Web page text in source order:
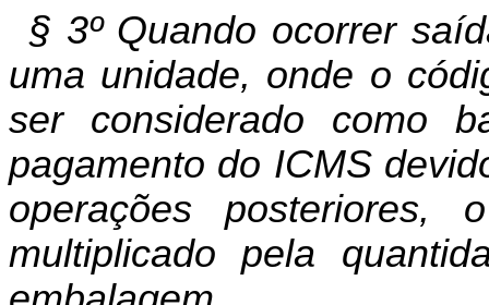
§ 3º Quando ocorrer
uma unidade, onde o
ser considerado como
pagamento do ICMS
operações
multiplicado pela